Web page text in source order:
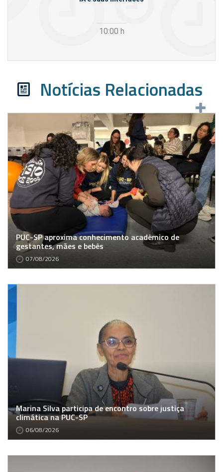
10:00 h
Notícias Relacionadas
PUC-SP aproxima conhecimento acadêmico de
gestantes, mães e bebês
07/08/2026
Marina Silva participa de encontro sobre justiça
climática na PUC-SP
06/08/2026